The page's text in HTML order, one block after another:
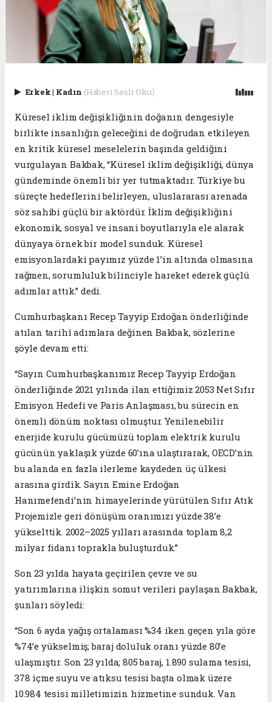
Erkek| Kadın (Haberi Sesli Oku)
Küresel iklim değişikliğinin doğanın dengesiyle
birlikte insanlığın geleceğini de doğrudan etkileyen
en kritik küresel meselelerin başında geldiğini
vurgulayan Bakbak, “Küresel iklim değişikliği, dünya
gündeminde önemli bir yer tutmaktadır. Türkiye bu
süreçte hedeflerini belirleyen, uluslararası arenada
söz sahibi güçlü bir aktördür. İklim değişikliğini
ekonomik, sosyal ve insani boyutlarıyla ele alarak
dünyaya örnek bir model sunduk. Küresel
emisyonlardaki payımız yüzde 1’in altında olmasına
rağmen, sorumluluk bilinciyle hareket ederek güçlü
adımlar attık.” dedi.
Cumhurbaşkanı Recep Tayyip Erdoğan önderliğinde
atılan tarihî adımlara değinen Bakbak, sözlerine
şöyle devam etti:
“Sayın Cumhurbaşkanımız Recep Tayyip Erdoğan
önderliğinde 2021 yılında ilan ettiğimiz 2053 Net Sıfır
Emisyon Hedefi ve Paris Anlaşması, bu sürecin en
önemli dönüm noktası olmuştur. Yenilenebilir
enerjide kurulu gücümüzü toplam elektrik kurulu
gücünün yaklaşık yüzde 60’ına ulaştırarak, OECD’nin
bu alanda en fazla ilerleme kaydeden üç ülkesi
arasına girdik. Sayın Emine Erdoğan
Hanımefendi’nin himayelerinde yürütülen Sıfır Atık
Projemizle geri dönüşüm oranımızı yüzde 38’e
yükselttik. 2002–2025 yılları arasında toplam 8,2
milyar fidanı toprakla buluşturduk.”
Son 23 yılda hayata geçirilen çevre ve su
yatırımlarına ilişkin somut verileri paylaşan Bakbak,
şunları söyledi:
“Son 6 ayda yağış ortalaması %34 iken geçen yıla göre
%74’e yükselmiş; baraj doluluk oranı yüzde 80’e
ulaşmıştır. Son 23 yılda; 805 baraj, 1.890 sulama tesisi,
378 içme suyu ve atıksu tesisi başta olmak üzere
10.984 tesisi milletimizin hizmetine sunduk. Van